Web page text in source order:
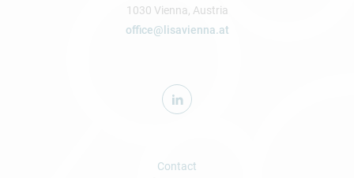
1030 Vienna, Austria
office@lisavienna.at
Contact